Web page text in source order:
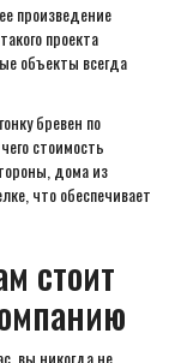
произведение
проекта
объекты всегда
бревен по
стоимость
дома из
что обеспечивает
стоит
вы никогда не